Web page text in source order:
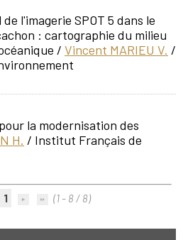
l'imagerie SPOT 5 dans le
: cartographie du milieu
/ Vincent MARIEU V. /
la modernisation des
H. / Institut Français de
1 (1 - 8 / 8)